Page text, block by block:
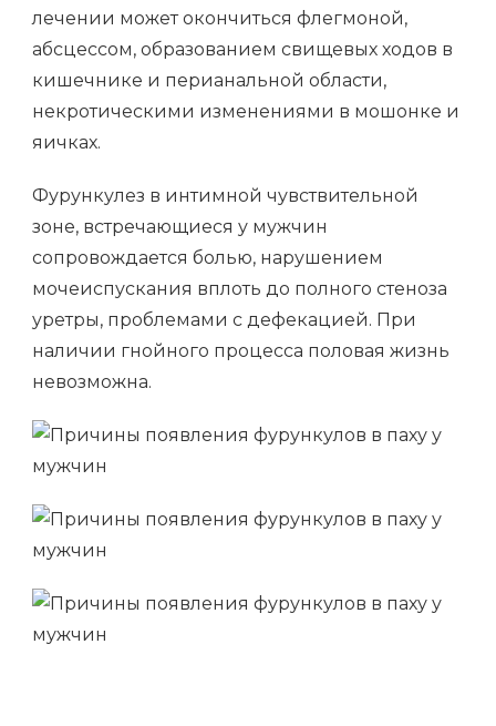
лечении может окончиться флегмоной,
абсцессом, образованием свищевых ходов в
кишечнике и перианальной области,
некротическими изменениями в мошонке и
яичках.
Фурункулез в интимной чувствительной
зоне, встречающиеся у мужчин
сопровождается болью, нарушением
мочеиспускания вплоть до полного стеноза
уретры, проблемами с дефекацией. При
наличии гнойного процесса половая жизнь
невозможна.